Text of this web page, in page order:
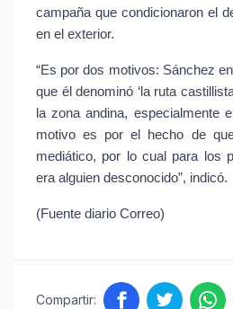
campaña que condicionaron el
en el exterior.
“Es por dos motivos: Sánchez
que él denominó ‘la ruta
la zona andina, especialmente
motivo es por el hecho de
mediático, por lo cual para los
era alguien desconocido”, indicó.
(Fuente diario Correo)
Compartir: